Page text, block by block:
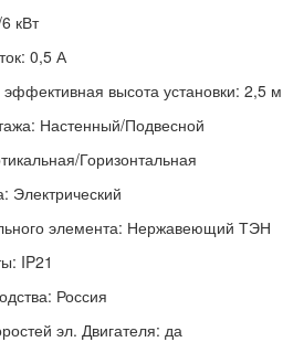
кВт
0,5 А
высота установки: 2,5 м
Настенный/Подвесной
Горизонтальная
Электрический
элемента: Нержавеющий ТЭН
IP21
Россия
эл. Двигателя: да